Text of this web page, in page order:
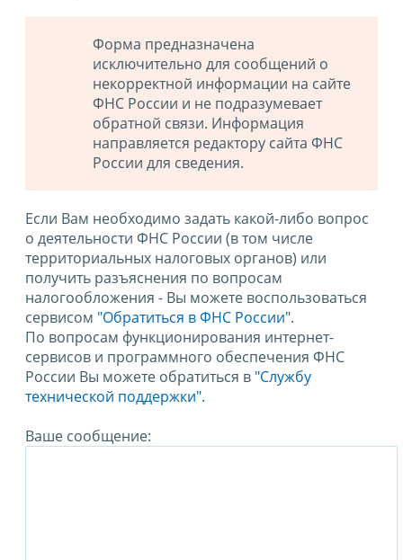
Форма предназначена
исключительно для сообщений о
некорректной информации на сайте
ФНС России и не подразумевает
обратной связи. Информация
направляется редактору сайта ФНС
России для сведения.
Если Вам необходимо задать какой-либо вопрос
о деятельности ФНС России (в том числе
территориальных налоговых органов) или
получить разъяснения по вопросам
налогообложения - Вы можете воспользоваться
сервисом "Обратиться в ФНС России".
По вопросам функционирования интернет-
сервисов и программного обеспечения ФНС
России Вы можете обратиться в "Службу
технической поддержки".
Ваше сообщение: